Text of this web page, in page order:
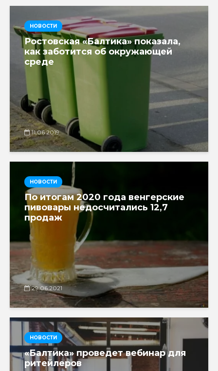
НОВОСТИ
Ростовская «Балтика» показала,
как заботится об окружающей
среде
11.06.2019
НОВОСТИ
По итогам 2020 года венгерские
пивовары недосчитались 12,7
продаж
29.06.2021
НОВОСТИ
«Балтика» проведет вебинар для
ритейлеров